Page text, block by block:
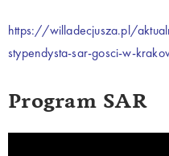
https://willadecjusza.pl/
stypendysta-sar-gosci-w-
Program SAR